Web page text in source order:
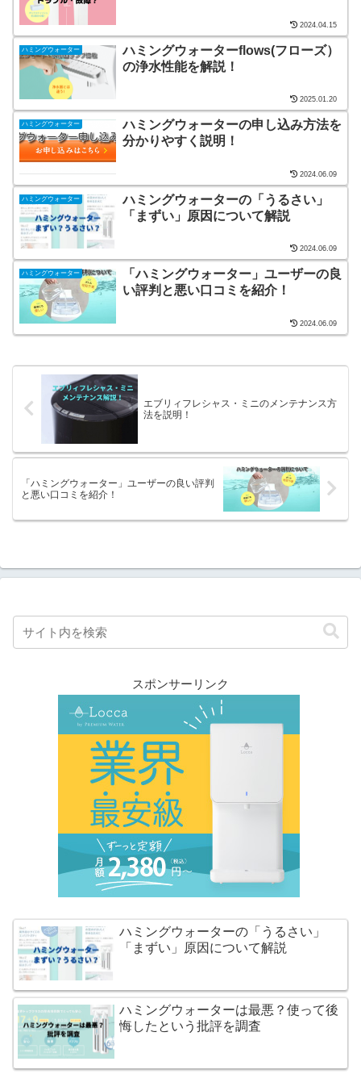
2024.04.15
ハミングウォーター
ハミングウォーターflows(フローズ）
の浄水性能を解説！
2025.01.20
ハミングウォーター
ハミングウォーターの申し込み方法を
分かりやすく説明！
2024.06.09
ハミングウォーター
ハミングウォーターの「うるさい」
「まずい」原因について解説
2024.06.09
ハミングウォーター
「ハミングウォーター」ユーザーの良
い評判と悪い口コミを紹介！
2024.06.09
エブリィフレシャス・ミニのメンテナンス方
法を説明！
「ハミングウォーター」ユーザーの良い評判
と悪い口コミを紹介！
スポンサーリンク
ハミングウォーターの「うるさい」
「まずい」原因について解説
ハミングウォーターは最悪？使って後
悔したという批評を調査